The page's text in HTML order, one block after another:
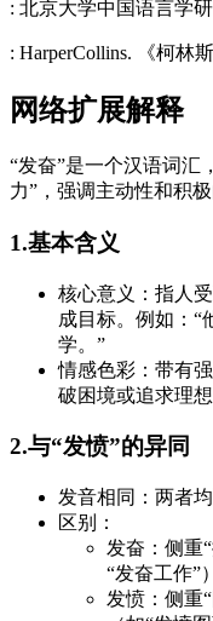
: 北京大学中国语言学
: HarperCollins. 《柯林
网络扩展解释
“发奋”是一个汉语词汇
力”，强调主动性和积
1.基本含义
核心意义：指人
成目标。例如：“
学。”
情感色彩：带有
破困境或追求理想
2.与“发愤”的异同
发音相同：两者均
区别：
发奋：侧重
“发奋工作”
发愤：侧重